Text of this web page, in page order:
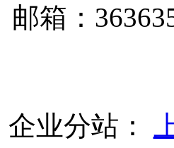
邮箱：
企业分站：